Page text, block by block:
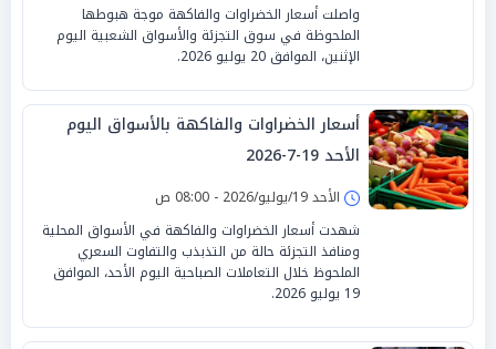
واصلت أسعار الخضراوات والفاكهة موجة هبوطها
الملحوظة في سوق التجزئة والأسواق الشعبية اليوم
الإثنين، الموافق 20 يوليو 2026.
أسعار الخضراوات والفاكهة بالأسواق اليوم
الأحد 19-7-2026
الأحد 19/يوليو/2026 - 08:00 ص
شهدت أسعار الخضراوات والفاكهة في الأسواق المحلية
ومنافذ التجزئة حالة من التذبذب والتفاوت السعري
الملحوظ خلال التعاملات الصباحية اليوم الأحد، الموافق
19 يوليو 2026.